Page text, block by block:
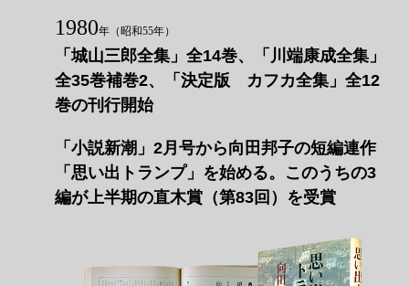
1980年 （昭和55年）
「城山三郎全集」全14巻、「川端康成全集」
全35巻補巻2、「決定版 カフカ全集」全12
巻の刊行開始
「小説新潮」2月号から向田邦子の短編連作
「思い出トランプ」を始める。このうちの3
編が上半期の直木賞（第83回）を受賞